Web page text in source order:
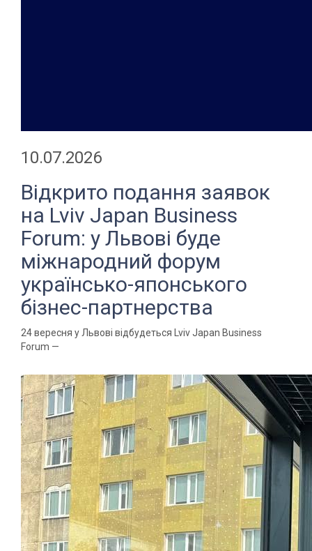
10.07.2026
Відкрито подання заявок
на Lviv Japan Business
Forum: у Львові буде
міжнародний форум
українсько-японського
бізнес-партнерства
24 вересня у Львові відбудеться Lviv Japan Business
Forum —